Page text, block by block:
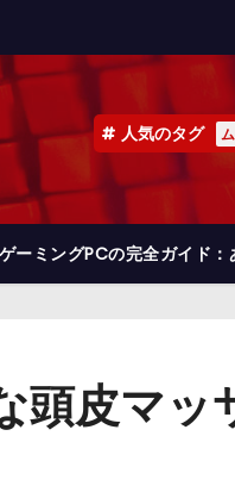
人気のタグ
ゲーミングPCの完全ガイド
頭皮マ